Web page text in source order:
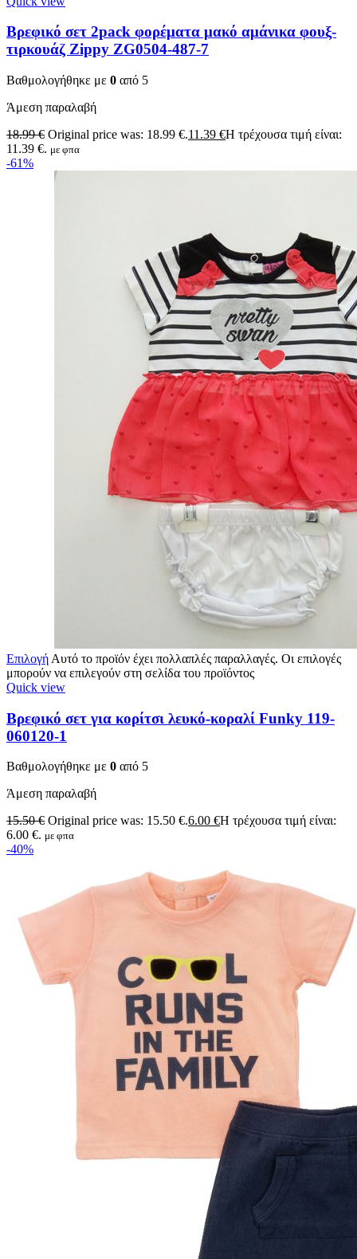
Βρεφικό σετ 2pack φορέματα μακό αμάνικα φουξ-
τιρκουάζ Zippy ZG0504-487-7
Βαθμολογήθηκε με 0 από 5
Άμεση παραλαβή
18.99€ Original price was: 18.99 €.11.39 €Η τρέχουσα τιμή είναι:
11.39 €. με φπα
-61%
Επιλογή Αυτό το προϊόν έχει πολλαπλές παραλλαγές. Οι επιλογές
μπορούν να επιλεγούν στη σελίδα του προϊόντος
Quick view
Βρεφικό σετ για κορίτσι λευκό-κοραλί Funky 119-
060120-1
Βαθμολογήθηκε με 0 από 5
Άμεση παραλαβή
15.50€ Original price was: 15.50 €.6.00 €Η τρέχουσα τιμή είναι:
6.00 €. με φπα
-40%